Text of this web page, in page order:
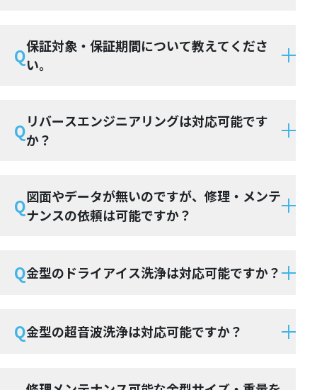
Q保証対象・保証期間について教えてくださ
い。
Qリバースエンジニアリングは対応可能です
か？
Q図面やデータが無いのですが、修理・メンテ
ナンスの依頼は可能ですか？
Q金型のドライアイス洗浄は対応可能ですか？
Q金型の超音波洗浄は対応可能ですか？